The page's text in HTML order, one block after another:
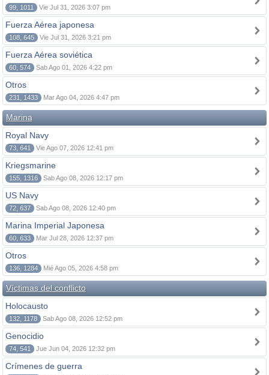
99, 1011 Vie Jul 31, 2026 3:07 pm
Fuerza Aérea japonesa
108, 645 Vie Jul 31, 2026 3:21 pm
Fuerza Aérea soviética
60, 574 Sab Ago 01, 2026 4:22 pm
Otros
231, 1433 Mar Ago 04, 2026 4:47 pm
Marina
Royal Navy
73, 641 Vie Ago 07, 2026 12:41 pm
Kriegsmarine
155, 1316 Sab Ago 08, 2026 12:17 pm
US Navy
72, 637 Sab Ago 08, 2026 12:40 pm
Marina Imperial Japonesa
60, 633 Mar Jul 28, 2026 12:37 pm
Otros
136, 1284 Mié Ago 05, 2026 4:58 pm
Víctimas del conflicto
Holocausto
132, 1178 Sab Ago 08, 2026 12:52 pm
Genocidio
74, 541 Jue Jun 04, 2026 12:32 pm
Crímenes de guerra